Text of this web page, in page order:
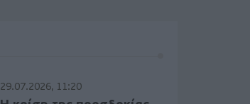
29.07.2026, 11:20